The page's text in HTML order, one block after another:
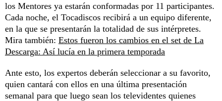
los Mentores ya estarán conformadas por 11 participantes.
Cada noche, el Tocadiscos recibirá a un equipo diferente,
en la que se presentarán la totalidad de sus intérpretes.
Mira también: Estos fueron los cambios en el set de La
Descarga: Así lucía en la primera temporada
Ante esto, los expertos deberán seleccionar a su favorito,
quien cantará con ellos en una última presentación
semanal para que luego sean los televidentes quienes